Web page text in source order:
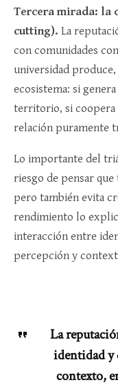
Tercera mirada: la
cutting). La
con comunidades
universidad
ecosistema: si
territorio, si coopera
relación puramente
Lo importante del
riesgo de pensar
pero también evita
rendimiento lo
interacción entre
percepción y
La
identidad y
contexto,